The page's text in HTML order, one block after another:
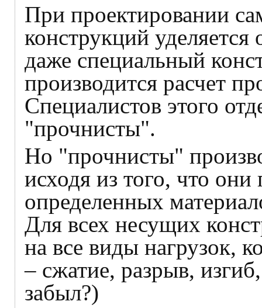
При проектировании
конструкций
даже специальный
производится расчет
Специалистов этого
"прочнисты".
Но "прочнисты"
исходя из того, что они
определенных
Для всех несущих
на все виды нагрузок,
– сжатие, разрыв,
забыл?)